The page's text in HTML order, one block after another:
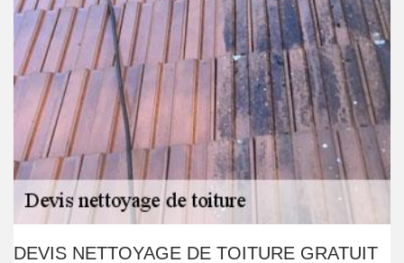
DEVIS NETTOYAGE DE TOITURE GRATUIT